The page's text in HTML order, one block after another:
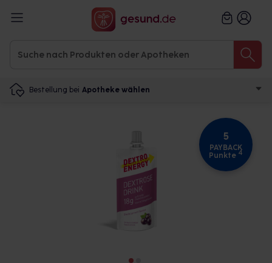
Bestellung bei Apotheke wählen
5
PAYBACK
Punkte 4